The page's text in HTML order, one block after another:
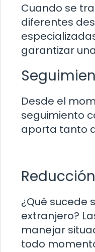
Cuando se
diferentes
garantizar
Desde el
seguimiento
aporta tanto
¿Qué sucede
extranjero?
manejar
todo